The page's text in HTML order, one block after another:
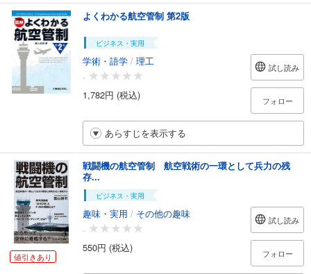
よくわかる航空管制 第2版
ビジネス・実用
学術・語学 / 理工
-
1,782円 (税込)
試し読み
フォロー
あらすじを表示する
値引きあり
戦闘機の航空管制 航空戦術の一環として兵力の残
存...
ビジネス・実用
趣味・実用 / その他の趣味
-
550円 (税込)
試し読み
フォロー